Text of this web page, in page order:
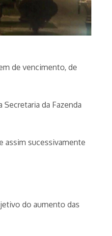
de vencimento, de
da Fazenda
assim sucessivamente
do aumento das